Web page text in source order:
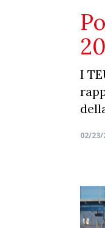
I
02/23/